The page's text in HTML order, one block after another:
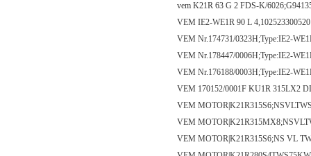
vem K21R 63 G 2 FDS-K/
VEM IE2-WE1R 90 L
VEM Nr.174731/0323H;Type:IE2-
VEM Nr.178447/0006H;Type:IE2-
VEM Nr.176188/0003H;Type:IE2-
VEM 170152/0001F KU1R 315LX2
VEM
VEM
VEM MOTOR|K21R315S6;NS VL